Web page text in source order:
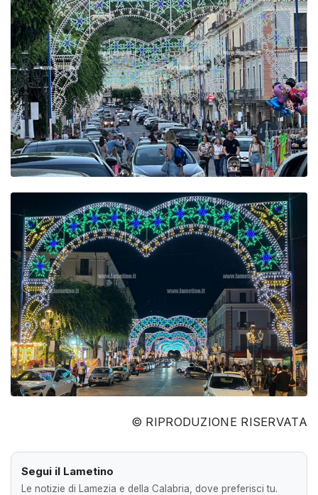
© RIPRODUZIONE RISERVATA
Segui il Lametino
Le notizie di Lamezia e della Calabria, dove preferisci tu.